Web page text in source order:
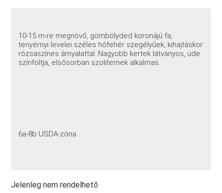
10-15 m-re megnövő, gömbölyded koronájú fa,
tenyérnyi levelei széles hófehér szegélyűek, kihajtáskor
rózsaszínes árnyalattal. Nagyobb kertek látványos, üde
színfoltja, elsősorban szoliternek alkalmas.
6a-8b USDA-zóna
Jelenleg nem rendelhető